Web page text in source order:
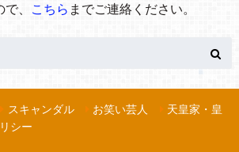
、
こちら までご連絡ください。
スキャンダル お笑い芸人
天皇家・皇
シー